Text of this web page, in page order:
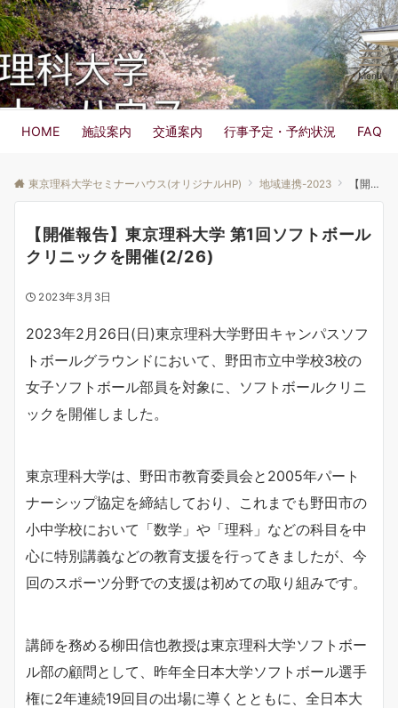
東京理科大学 セミナーハウス
Menu
HOME 施設案内 交通案内 行事予定・予約状況 FAQ
東京理科大学セミナーハウス(オリジナルHP) 地域連携-2023 【開催報告】東京理科大学 第1回ソフトボールクリニックを開催(2/26)
【開催報告】東京理科大学 第1回ソフトボール
クリニックを開催(2/26)
2023年3月3日
2023年2月26日(日)東京理科大学野田キャンパスソフ
トボールグラウンドにおいて、野田市立中学校3校の
女子ソフトボール部員を対象に、ソフトボールクリニ
ックを開催しました。
東京理科大学は、野田市教育委員会と2005年パート
ナーシップ協定を締結しており、これまでも野田市の
小中学校において「数学」や「理科」などの科目を中
心に特別講義などの教育支援を行ってきましたが、今
回のスポーツ分野での支援は初めての取り組みです。
講師を務める柳田信也教授は東京理科大学ソフトボー
ル部の顧問として、昨年全日本大学ソフトボール選手
権に2年連続19回目の出場に導くとともに、全日本大